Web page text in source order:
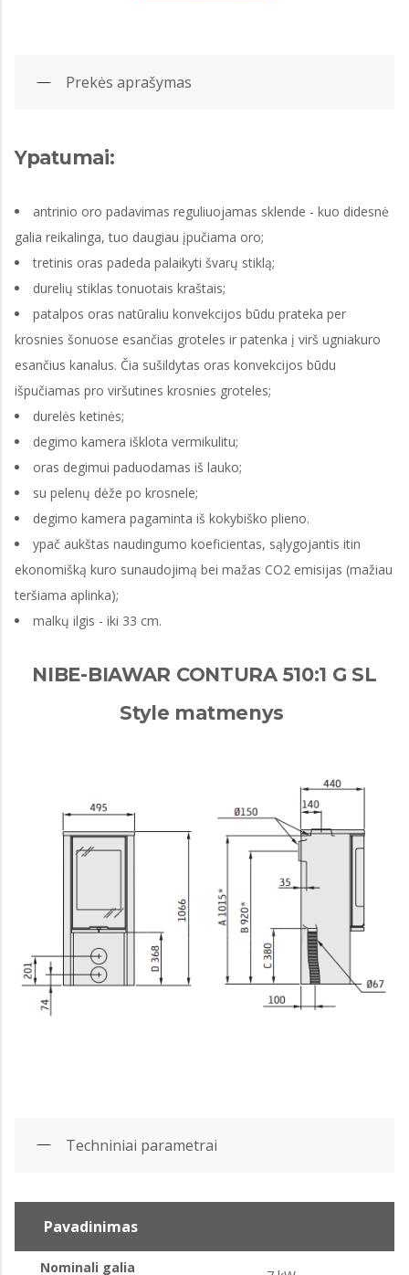
Prekės aprašymas
Ypatumai:
antrinio oro padavimas reguliuojamas sklende - kuo didesnė
galia reikalinga, tuo daugiau įpučiama oro;
tretinis oras padeda palaikyti švarų stiklą;
durelių stiklas tonuotais kraštais;
patalpos oras natūraliu konvekcijos būdu prateka per
krosnies šonuose esančias groteles ir patenka į virš ugniakuro
esančius kanalus. Čia sušildytas oras konvekcijos būdu
išpučiamas pro viršutines krosnies groteles;
durelės ketinės;
degimo kamera išklota vermikulitu;
oras degimui paduodamas iš lauko;
su pelenų dėže po krosnele;
degimo kamera pagaminta iš kokybiško plieno.
ypač aukštas naudingumo koeficientas, sąlygojantis itin
ekonomišką kuro sunaudojimą bei mažas CO2 emisijas (mažiau
teršiama aplinka);
malkų ilgis - iki 33 cm.
NIBE-BIAWAR CONTURA 510:1 G SL
Style matmenys
Techniniai parametrai
Pavadinimas
Nominali galia